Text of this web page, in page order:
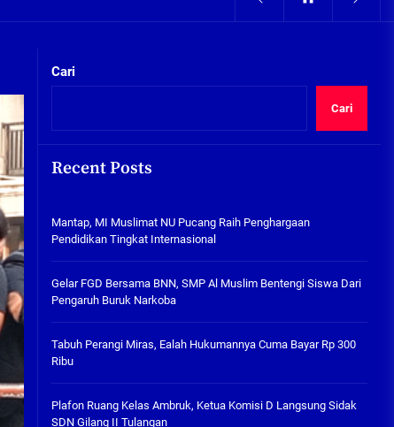
05/08/2026
Mantap, MI Muslimat NU
Pucang Raih Penghargaan
Gelar FGD Bersama BNN, SMP Al
Muslim Bentengi Siswa Dari
Pengaruh Buruk Narkoba
05/08/2026
300 Ribu
Plafon Ruang Kelas Ambruk,
Ketua Komisi D Langsung Sidak
Integritas
Cari
Cari
Recent Posts
Mantap, MI Muslimat NU Pucang Raih Penghargaan
Pendidikan Tingkat Internasional
Gelar FGD Bersama BNN, SMP Al Muslim Bentengi Siswa Dari
Pengaruh Buruk Narkoba
Tabuh Perangi Miras, Ealah Hukumannya Cuma Bayar Rp 300
Ribu
Plafon Ruang Kelas Ambruk, Ketua Komisi D Langsung Sidak
SDN Gilang II Tulangan